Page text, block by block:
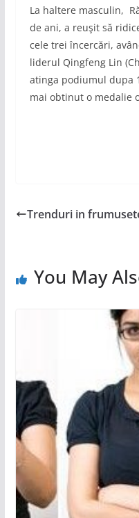
La haltere masculin,
de ani, a reuşit să
cele trei încercări,
liderul Qingfeng Lin
atinga podiumul dupa
mai obtinut o medalie
Trenduri in
You May